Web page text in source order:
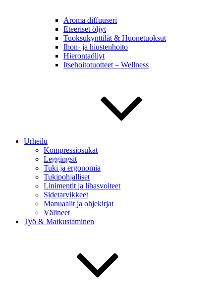
Aroma diffuuseri
Eteeriset öljyt
Tuoksukynttilät & Huonetuoksut
Ihon- ja hiustenhoito
Hierontaöljyt
Itsehoitotuotteet – Wellness
Urheilu
Kompressiosukat
Leggingsit
Tuki ja ergonomia
Tukipohjalliset
Linimentit ja lihasvoiteet
Sidetarvikkeet
Manuaalit ja ohjekirjat
Välineet
Työ & Matkustaminen